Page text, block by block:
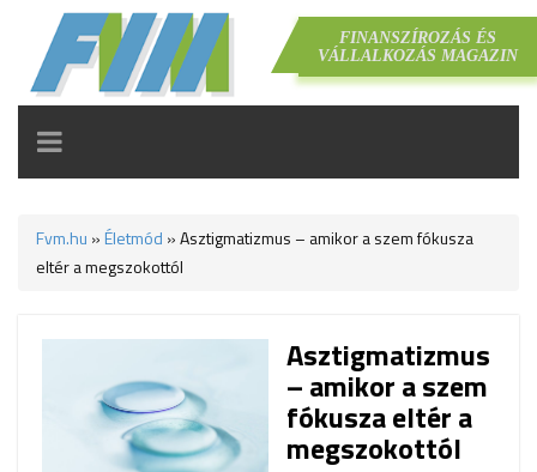
FINANSZÍROZÁS ÉS
VÁLLALKOZÁS MAGAZIN
TOGGLE
NAVIGATION
Fvm.hu » Életmód »Asztigmatizmus – amikor a szem fókusza
eltér a megszokottól
Asztigmatizmus
– amikor a szem
fókusza eltér a
megszokottól